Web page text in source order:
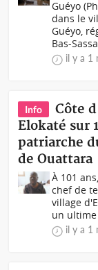
Guéyo
dans le
Guéyo,
Bas-
il y a 1
Info
Côte
Elokaté sur
patriarche
de Ouattara
À 101
chef de
village
un
il y a 1